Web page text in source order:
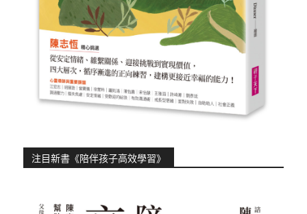
注目新書《陪伴孩子高效學習》